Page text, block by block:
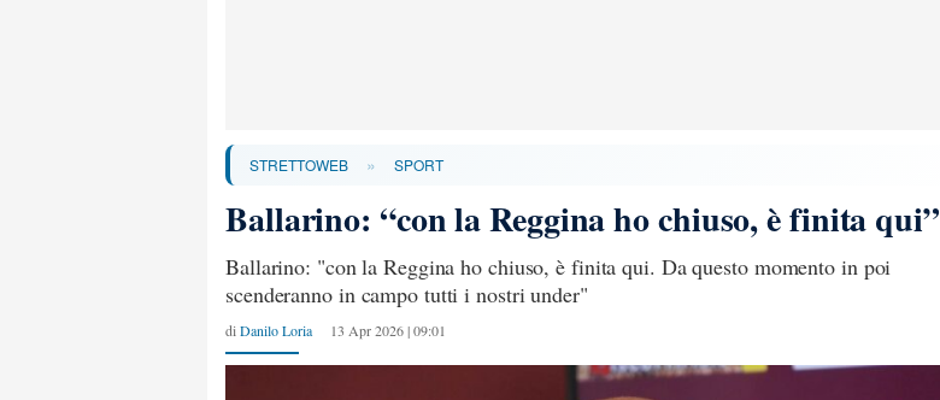
STRETTOWEB » SPORT
Ballarino: “con la Reggina ho chiuso, è finita qui”
Ballarino: "con la Reggina ho chiuso, è finita qui. Da questo momento in poi
scenderanno in campo tutti i nostri under"
di Danilo Loria 13 Apr 2026 | 09:01